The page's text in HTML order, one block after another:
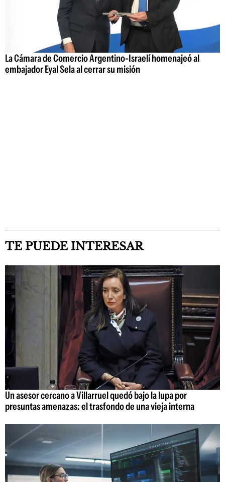
La Cámara de Comercio Argentino-Israelí homenajeó al
embajador Eyal Sela al cerrar su misión
TE PUEDE INTERESAR
Un asesor cercano a Villarruel quedó bajo la lupa por
presuntas amenazas: el trasfondo de una vieja interna